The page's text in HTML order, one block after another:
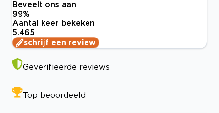
Beveelt ons aan
99%
Aantal keer bekeken
5.465
schrijf een review
Geverifieerde reviews
Top beoordeeld